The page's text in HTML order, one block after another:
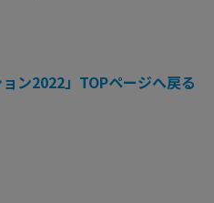
ン2022」TOPページへ戻る